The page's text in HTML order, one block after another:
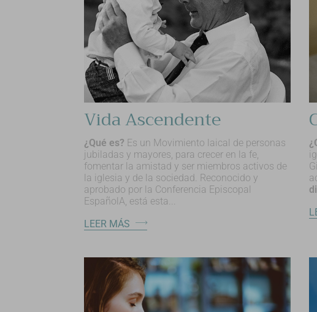
Vida Ascendente
¿Qué es? Es un Movimiento laical de personas
jubiladas y mayores, para crecer en la fe,
fomentar la amistad y ser miembros activos de
la iglesia y de la sociedad. Reconocido y
aprobado por la Conferencia Episcopal
EspañolA, está esta...
LEER MÁS